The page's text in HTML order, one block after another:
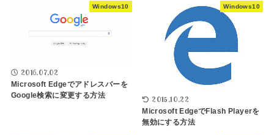
Windows10
2016.07.02
Microsoft Edgeでアドレスバーを
Google検索に変更する方法
Windows10
2015.10.22
Microsoft EdgeでFlash Playerを
無効にする方法